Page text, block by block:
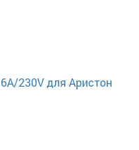
230V для Аристон